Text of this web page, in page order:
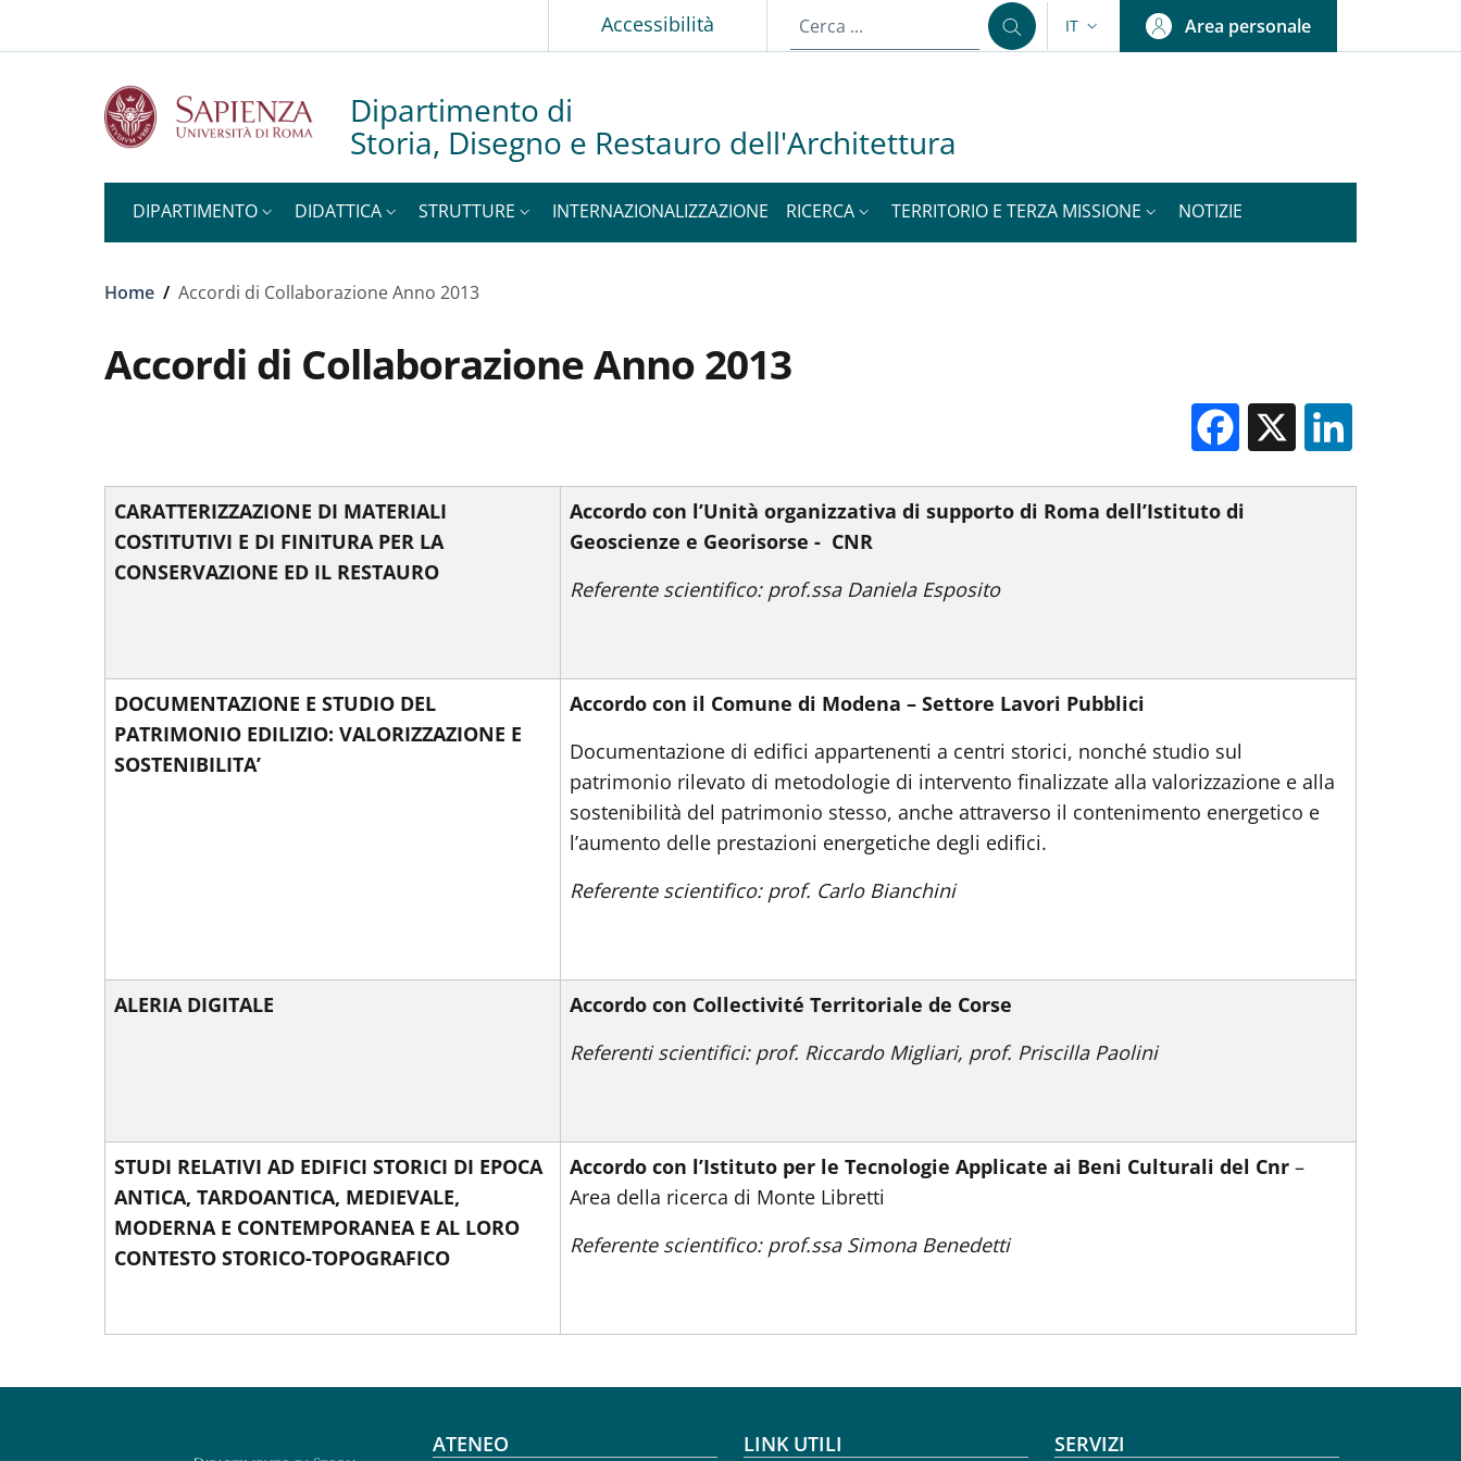
Accessibilità SELETTORE LINGUA: CURRENT LANGUAGE
IT Area personale
Dipartimento di
Storia, Disegno e Restauro dell'Architettura
DIPARTIMENTO DIDATTICA STRUTTURE INTERNAZIONALIZZAZIONE RICERCA TERRITORIO E TERZA MISSIONE NOTIZIE
Briciole di pane
Home / Accordi di Collaborazione Anno 2013
Accordi di Collaborazione Anno 2013
Facebook
X
CARATTERIZZAZIONE DI MATERIALI
COSTITUTIVI E DI FINITURA PER LA
CONSERVAZIONE ED IL RESTAURO
Accordo con l’Unità organizzativa di supporto di Roma dell’Istituto di
Geoscienze e Georisorse - CNR
Referente scientifico: prof.ssa Daniela Esposito
DOCUMENTAZIONE E STUDIO DEL
PATRIMONIO EDILIZIO: VALORIZZAZIONE E
SOSTENIBILITA’
Accordo con il Comune di Modena – Settore Lavori Pubblici
Documentazione di edifici appartenenti a centri storici, nonché studio sul
patrimonio rilevato di metodologie di intervento finalizzate alla valorizzazione e alla
sostenibilità del patrimonio stesso, anche attraverso il contenimento energetico e
l’aumento delle prestazioni energetiche degli edifici.
Referente scientifico: prof. Carlo Bianchini
ALERIA DIGITALE
Accordo con Collectivité Territoriale de Corse
Referenti scientifici: prof. Riccardo Migliari, prof. Priscilla Paolini
STUDI RELATIVI AD EDIFICI STORICI DI EPOCA
ANTICA, TARDOANTICA, MEDIEVALE,
MODERNA E CONTEMPORANEA E AL LORO
CONTESTO STORICO-TOPOGRAFICO
Accordo con l’Istituto per le Tecnologie Applicate ai Beni Culturali del Cnr –
Area della ricerca di Monte Libretti
Referente scientifico: prof.ssa Simona Benedetti
ATENEO LINK UTILI SERVIZI